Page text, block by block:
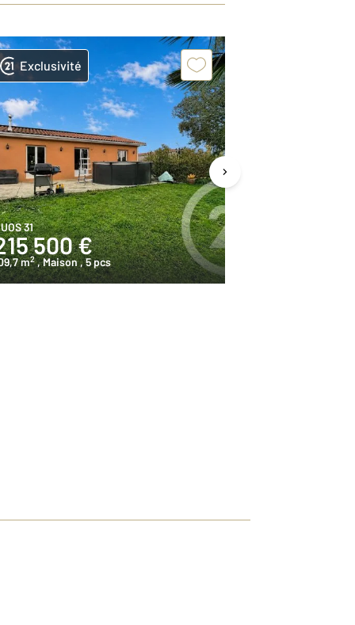
Exclusivité
31
500 €
m2 , Maison, 5 pcs